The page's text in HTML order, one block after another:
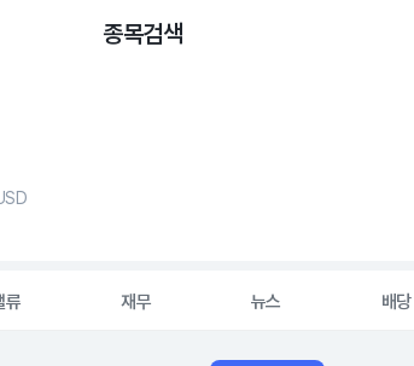
종목검색
류 재무 뉴스 배당